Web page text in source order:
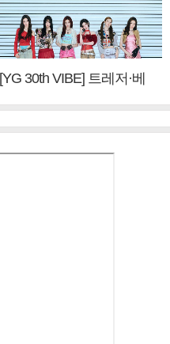
[YG 30th VIBE] 트레저·베